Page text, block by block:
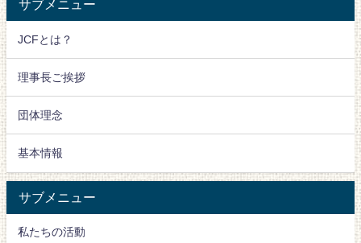
サブメニュー
JCFとは？
理事長ご挨拶
団体理念
基本情報
サブメニュー
私たちの活動